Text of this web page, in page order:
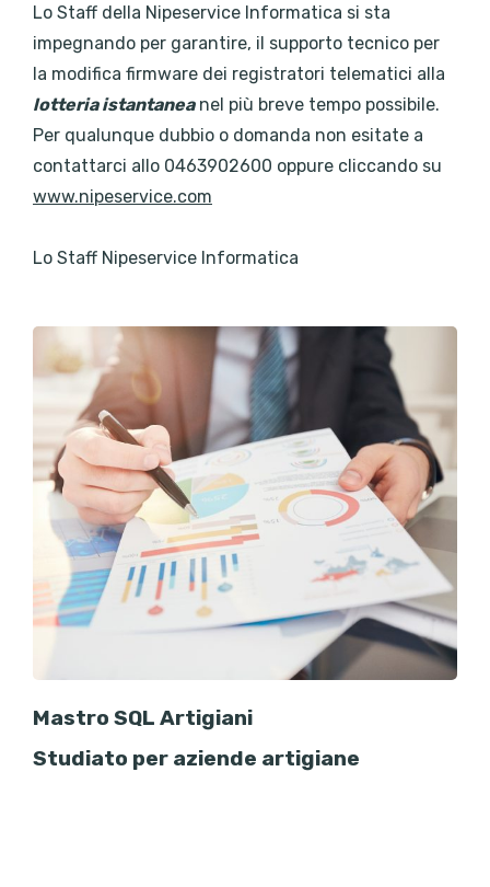
Lo Staff della Nipeservice Informatica si sta
impegnando per garantire, il supporto tecnico per
la modifica firmware dei registratori telematici alla
lotteria istantaneanel più breve tempo possibile.
Per qualunque dubbio o domanda non esitate a
contattarci allo 0463902600 oppure cliccando su
www.nipeservice.com
Lo Staff Nipeservice Informatica
Mastro SQL Artigiani
Studiato per aziende artigiane